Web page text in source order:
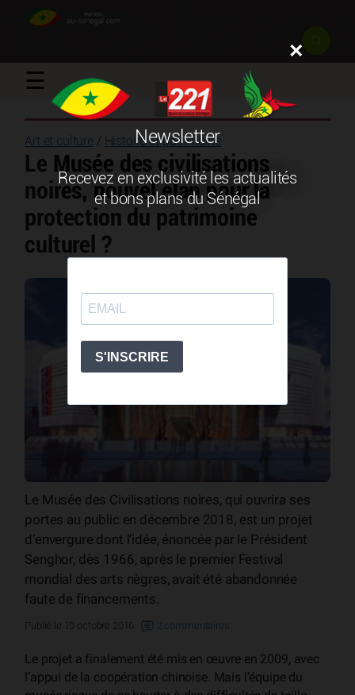
☰
Art et culture / Histoire et patrimoine
Le Musée des civilisations
noires, nouvel élan pour la
protection du patrimoine
culturel ?
Le Musée des Civilisations noires, qui ouvrira ses
portes au public en décembre 2018, est un projet
d’envergure dont l’idée, énoncée par le Président
Senghor, dès 1966, après le premier Festival
mondial des arts nègres, avait été abandonnée
faute de financements.
Publié le 19 octobre 2016 2 commentaires
Le projet a finalement été mis en œuvre en 2009, avec
l’appui de la coopération chinoise. Mais l’équipe du
×
Newsletter
Recevez en exclusivité les actualités
et bons plans du Sénégal